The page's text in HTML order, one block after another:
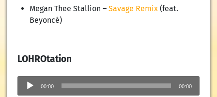
Megan Thee Stallion – Savage Remix(feat.
Beyoncé)
LOHROtation
Audio-
Player
00:00 00:00